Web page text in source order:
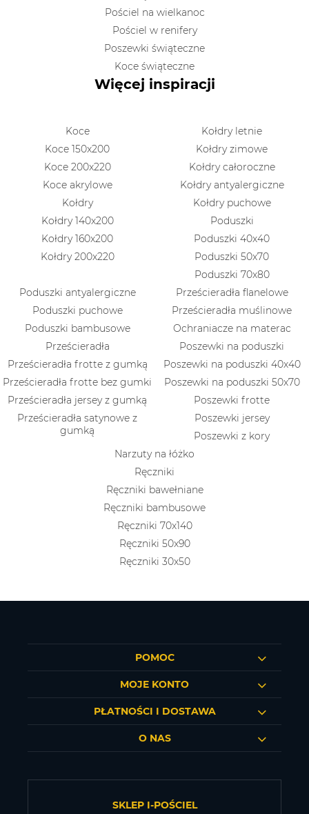
Pościel na wielkanoc
Pościel w renifery
Poszewki świąteczne
Koce świąteczne
Więcej inspiracji
Koce
Koce 150x200
Koce 200x220
Koce akrylowe
Kołdry
Kołdry 140x200
Kołdry 160x200
Kołdry 200x220
Kołdry letnie
Kołdry zimowe
Kołdry całoroczne
Kołdry antyalergiczne
Kołdry puchowe
Poduszki
Poduszki 40x40
Poduszki 50x70
Poduszki 70x80
Poduszki antyalergiczne
Poduszki puchowe
Poduszki bambusowe
Prześcieradła
Prześcieradła frotte z gumką
Prześcieradła frotte bez gumki
Prześcieradła jersey z gumką
Prześcieradła satynowe z
gumką
Prześcieradła flanelowe
Prześcieradła muślinowe
Ochraniacze na materac
Poszewki na poduszki
Poszewki na poduszki 40x40
Poszewki na poduszki 50x70
Poszewki frotte
Poszewki jersey
Poszewki z kory
Narzuty na łóżko
Ręczniki
Ręczniki bawełniane
Ręczniki bambusowe
Ręczniki 70x140
Ręczniki 50x90
Ręczniki 30x50
POMOC
MOJE KONTO
PŁATNOŚCI I DOSTAWA
O NAS
SKLEP I-POŚCIEL